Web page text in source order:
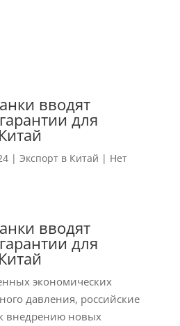
вводят
для
| Экспорт в Китай | Нет
вводят
для
экономических
давления, российские
внедрению новых